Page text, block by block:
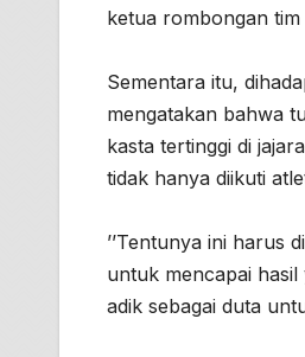
ketua rombongan
Sementara itu,
mengatakan bahwa
kasta tertinggi di
tidak hanya diikuti
’’Tentunya ini harus
untuk mencapai
adik sebagai duta